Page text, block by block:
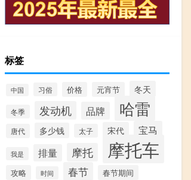
标签
中国 习俗 价格 元宵节 冬天
冬季 发动机 品牌 哈雷
唐代 多少钱 太子 宋代 宝马
我是 排量 摩托 摩托车
攻略 时间 春节 春节期间